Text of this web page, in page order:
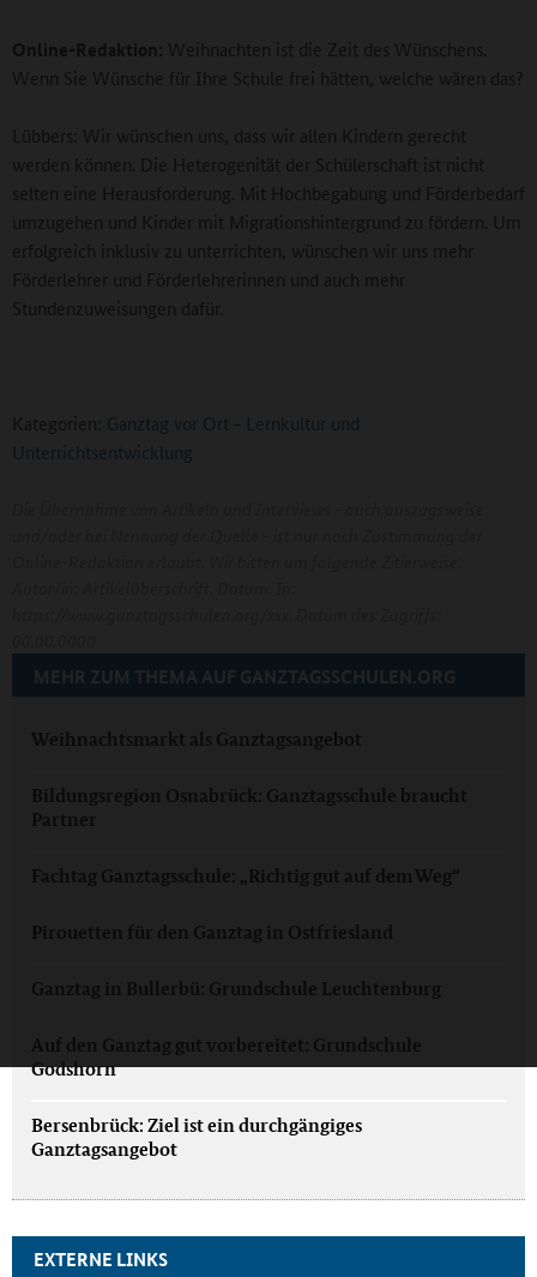
Online-Redaktion: Weihnachten ist die Zeit des Wünschens.
Wenn Sie Wünsche für Ihre Schule frei hätten, welche wären das?
Lübbers: Wir wünschen uns, dass wir allen Kindern gerecht
werden können. Die Heterogenität der Schülerschaft ist nicht
selten eine Herausforderung. Mit Hochbegabung und Förderbedarf
umzugehen und Kinder mit Migrationshintergrund zu fördern. Um
erfolgreich inklusiv zu unterrichten, wünschen wir uns mehr
Förderlehrer und Förderlehrerinnen und auch mehr
Stundenzuweisungen dafür.
Kategorien: Ganztag vor Ort - Lernkultur und
Unterrichtsentwicklung
MEHR ZUM THEMA AUF GANZTAGSSCHULEN.ORG
Weihnachtsmarkt als Ganztagsangebot
Bildungsregion Osnabrück: Ganztagsschule braucht
Partner
Fachtag Ganztagsschule: „Richtig gut auf dem Weg“
Pirouetten für den Ganztag in Ostfriesland
Ganztag in Bullerbü: Grundschule Leuchtenburg
Auf den Ganztag gut vorbereitet: Grundschule
Godshorn
Bersenbrück: Ziel ist ein durchgängiges
Ganztagsangebot
EXTERNE LINKS